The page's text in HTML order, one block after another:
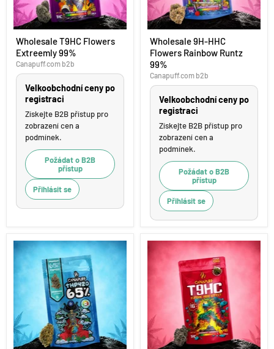
T9HC
Flowers
Extreemly
99%
Wholesale T9HC Flowers
Extreemly 99%
Canapuff.com b2b
Velkoobchodní ceny po
registraci
Získejte B2B přístup pro
zobrazení cen a
podmínek.
Požádat o B2B
přístup
Přihlásit se
9H-
HHC
Flowers
Rainbow
Runtz
99%
Wholesale 9H-HHC
Flowers Rainbow Runtz
99%
Canapuff.com b2b
Velkoobchodní ceny po
registraci
Získejte B2B přístup pro
zobrazení cen a
podmínek.
Požádat o B2B
přístup
Přihlásit se